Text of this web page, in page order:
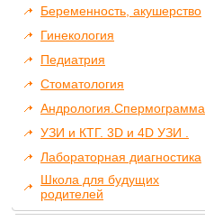
Беременность, акушерство
Гинекология
Педиатрия
Стоматология
Андрология.Спермограмма.
УЗИ и КТГ. 3D и 4D УЗИ .
Лабораторная диагностика
Школа для будущих
родителей